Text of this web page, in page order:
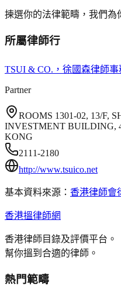
揀選你的法律範疇，我們為
所屬律師行
TSUI & CO. ，徐國森律師
Partner
ROOMS 1301-02, 13/F,
INVESTMENT BUILDING,
KONG
2111-2180
http://www.tsuico.net
基本資料來源： 香港律師會
香港搵律師網
香港律師目錄及評價平台。
幫你搵到合適的律師。
熱門範疇